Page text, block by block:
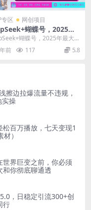
专区 网创项目
蝴蝶号，2025年
口，日产千条原创爆
松月入破W
蝴蝶号，2025年最大风
产千条原创爆款，轻松月入
...
前 117 5.8
擦边拉爆流量不违规，
实操
百万播放，七天变现1
）
界巨变之前，你必须
和你彻底聊通透
，日稳定引流300+创
行